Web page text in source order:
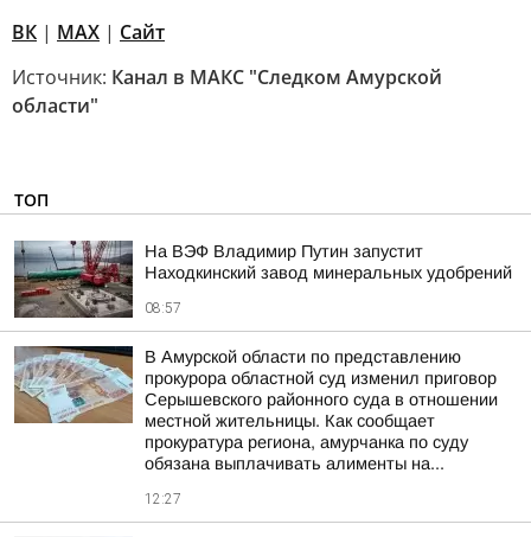
ВК | MAX | Сайт
Источник: Канал в МАКС "Следком Амурской
области"
ТОП
На ВЭФ Владимир Путин запустит
Находкинский завод минеральных удобрений
08:57
В Амурской области по представлению
прокурора областной суд изменил приговор
Серышевского районного суда в отношении
местной жительницы. Как сообщает
прокуратура региона, амурчанка по суду
обязана выплачивать алименты на...
12:27